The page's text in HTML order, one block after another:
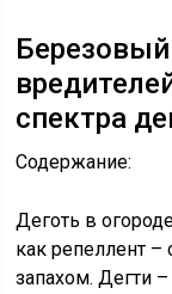
спектра
Содержание:
Деготь в
как репеллент
запахом. Дегти